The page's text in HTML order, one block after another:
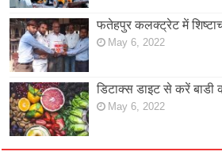
फतेहपुर कलक्ट्रेट में
May 6, 2022
डिटाक्स डाइट से करें बाडी
May 6, 2022